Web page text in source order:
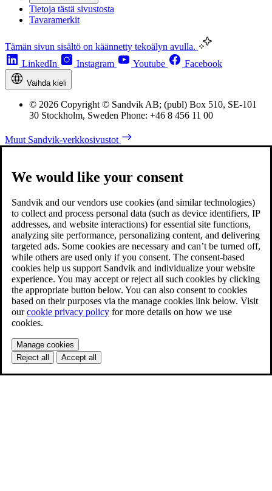
Tietoja tästä sivustosta
Tavaramerkit
Tämän sivun sisältö on käännetty tekoälyn avulla.
LinkedIn
Instagram Youtube Facebook
Vaihda kieli
© 2026 Copyright © Sandvik AB; (publ) Box 510, SE-101
30 Stockholm, Sweden Phone: +46 8 456 11 00
Muut Sandvik-verkkosivustot
We would like your consent
Sandvik and our vendors use cookies (and similar technologies)
to collect and process personal data (such as device identifiers, IP
addresses, and website interactions) for essential site functions,
analyzing site performance, personalizing content, and delivering
targeted ads. Some cookies are necessary and can’t be turned off,
while others are used only if you consent. The consent-based
cookies help us support Sandvik and individualize your website
experience. You may accept or reject all such cookies by clicking
the appropriate button below. You can also consent to cookies
based on their purposes via the manage cookies link below. Visit
ourcookie privacy policy for more details on how we use
cookies.
Manage cookies
Reject all
Accept all